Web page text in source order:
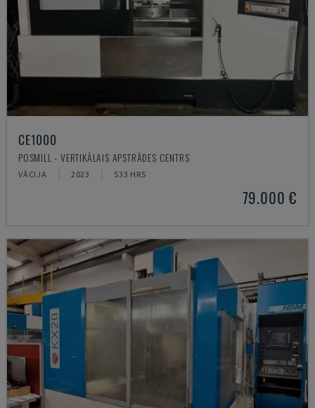
CE1000
POSMILL - VERTIKĀLAIS APSTRĀDES CENTRS
VĀCIJA 2023 533 HRS
79.000 €